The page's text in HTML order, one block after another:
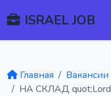
ISRAEL JOB
Главная
Вакансии
НА СКЛАД quot;Lord